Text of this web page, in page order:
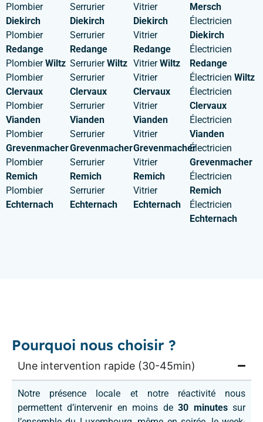
Plombier
Diekirch
Plombier
Redange
PlombierWiltz
Plombier
Clervaux
Plombier
Vianden
Plombier
Grevenmacher
Plombier
Remich
Plombier
Echternach
Serrurier
Diekirch
Serrurier
Redange
SerrurierWiltz
Serrurier
Clervaux
Serrurier
Vianden
Serrurier
Grevenmacher
Serrurier
Remich
Serrurier
Echternach
Vitrier
Diekirch
Vitrier
Redange
VitrierWiltz
Vitrier
Clervaux
Vitrier
Vianden
Vitrier
Grevenmacher
Vitrier
Remich
Vitrier
Echternach
Mersch
Électricien
Diekirch
Électricien
Redange
ÉlectricienWiltz
Électricien
Clervaux
Électricien
Vianden
Électricien
Grevenmacher
Électricien
Remich
Électricien
Echternach
Pourquoi nous choisir ?
Une intervention rapide (30-45min)
Notre présence locale et notre réactivité nous
permettent d’intervenir en moins de30 minutessur